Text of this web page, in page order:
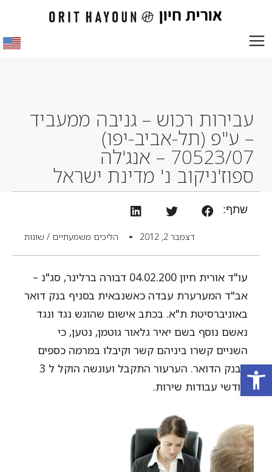
פתח סרגל נגישות
עבירות רכוש – גניבה ממעביד
– ע"פ (תל-אביב-יפו)
70523/07 – אנג'לה
ספוז'ניקוב נ' מדינת ישראל
שתף:
דצמבר 2, 2012 הליכים משמעתיים / שונות
עו"ד אורית חיון 04.02.200 דבורה ברלינר, סג"נ –
אב"ד המערערת עבדה כאשנבאית בסניף בנק דואר
באוניברסיטת ת"א. בכתב אישום שהוגש נגד ונגד
נאשם נוסף בשם יאיר גלאור גוטמן, נטען, כי
השניים קשרו ביניהם קשר וקיבלו במרמה כספים
מבנק הדואר. הערעור התקבל ועונשה הוקל ל 3
חודשי עבודות שירות.